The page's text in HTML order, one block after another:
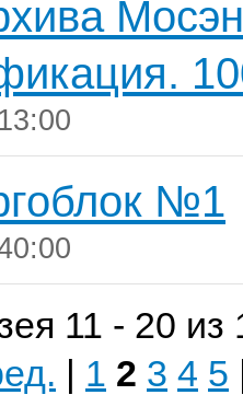
№1
11 - 20 из
| 1 2 3 4 5